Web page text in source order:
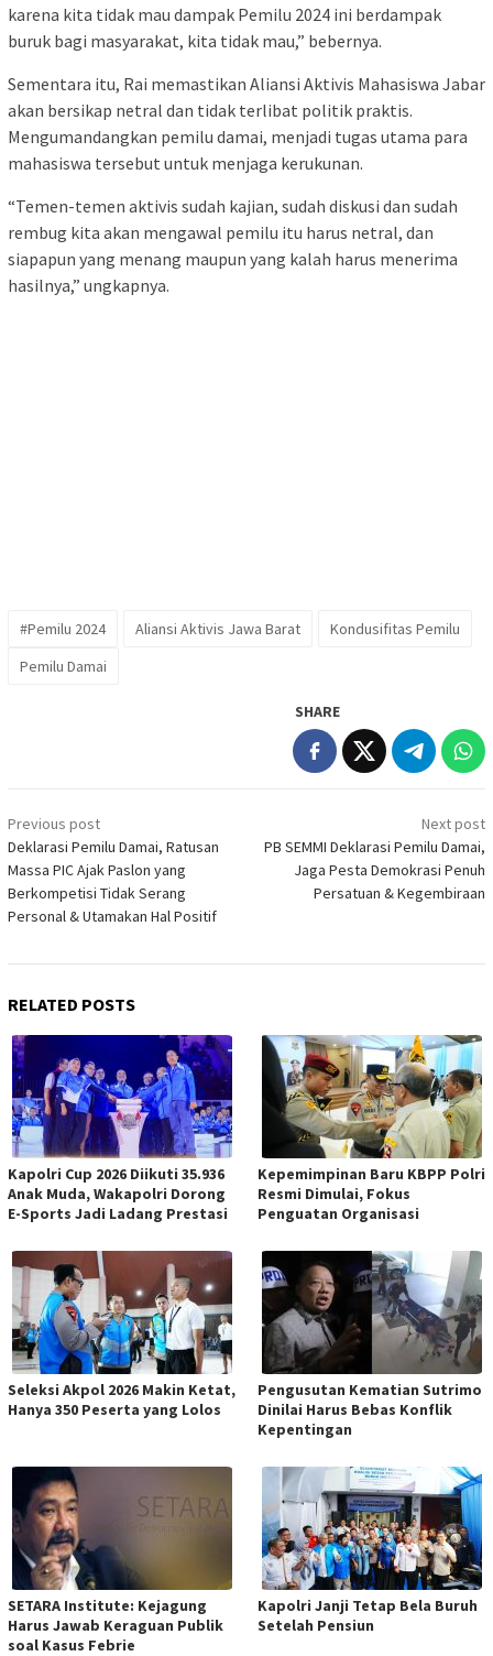
karena kita tidak mau dampak Pemilu 2024 ini berdampak
buruk bagi masyarakat, kita tidak mau,” bebernya.
Sementara itu, Rai memastikan Aliansi Aktivis Mahasiswa Jabar
akan bersikap netral dan tidak terlibat politik praktis.
Mengumandangkan pemilu damai, menjadi tugas utama para
mahasiswa tersebut untuk menjaga kerukunan.
“Temen-temen aktivis sudah kajian, sudah diskusi dan sudah
rembug kita akan mengawal pemilu itu harus netral, dan
siapapun yang menang maupun yang kalah harus menerima
hasilnya,” ungkapnya.
#Pemilu 2024 Aliansi Aktivis Jawa Barat
Kondusifitas Pemilu
Pemilu Damai
SHARE
Post
navigation
Previous post
Deklarasi Pemilu Damai, Ratusan
Massa PIC Ajak Paslon yang
Berkompetisi Tidak Serang
Personal & Utamakan Hal Positif
Next post
PB SEMMI Deklarasi Pemilu Damai,
Jaga Pesta Demokrasi Penuh
Persatuan & Kegembiraan
RELATED POSTS
Kapolri Cup 2026 Diikuti 35.936
Anak Muda, Wakapolri Dorong
E-Sports Jadi Ladang Prestasi
Kepemimpinan Baru KBPP Polri
Resmi Dimulai, Fokus
Penguatan Organisasi
Seleksi Akpol 2026 Makin Ketat,
Hanya 350 Peserta yang Lolos
Pengusutan Kematian Sutrimo
Dinilai Harus Bebas Konflik
Kepentingan
SETARA Institute: Kejagung
Harus Jawab Keraguan Publik
soal Kasus Febrie
Kapolri Janji Tetap Bela Buruh
Setelah Pensiun